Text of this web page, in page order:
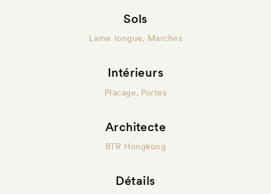
Sols
Lame longue, Marches
Intérieurs
Placage, Portes
Architecte
BTR Hongkong
Détails